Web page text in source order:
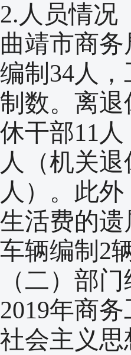
2.人员情况
曲靖市商
编制34人
制数。离退
休干部11
人（机关
人）。此
生活费的遗
车辆编制2
（二）部
2019年商
社会主义